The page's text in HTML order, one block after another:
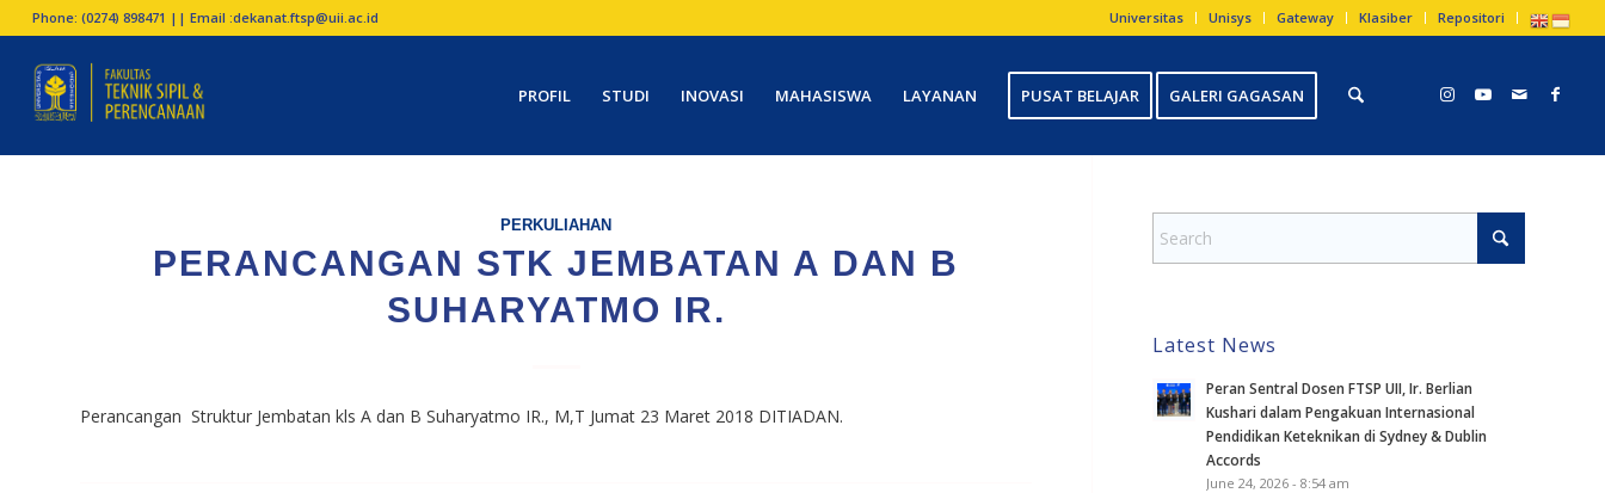
Universitas Unisys Gateway Klasiber Repositori
Phone: (0274) 898471 || Email :dekanat.ftsp@uii.ac.id
PROFIL STUDI INOVASI MAHASISWA LAYANAN PUSAT BELAJAR GALERI GAGASAN
PERKULIAHAN
PERANCANGAN STK JEMBATAN A DAN B
SUHARYATMO IR.
Perancangan Struktur Jembatan kls A dan B Suharyatmo IR., M,T Jumat 23 Maret 2018 DITIADAN.
Latest News
Peran Sentral Dosen FTSP UII, Ir. Berlian
Kushari dalam Pengakuan Internasional
Pendidikan Keteknikan di Sydney & Dublin
Accords
June 24, 2026 - 8:54 am